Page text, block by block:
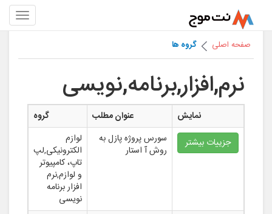
صفحه اصلی گروه ها
نرم,افزار,برنامه,نویسی
نمایش عنوان مطلب
گروه
جزییات بیشتر
سورس پروژه پازل به
روش آ استار
لوازم
الکترونیکی,لپ
تاپ، کامپیوتر
و لوازم,نرم
افزار برنامه
نویسی